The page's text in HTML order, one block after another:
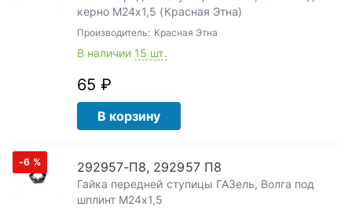
керно М24х1,5 (Красная Этна)
Производитель: Красная Этна
В наличии 15 шт.
65 ₽
В корзину
-6 % 292957-П8, 292957 П8
Гайка передней ступицы ГАЗель, Волга под
шплинт М24х1,5